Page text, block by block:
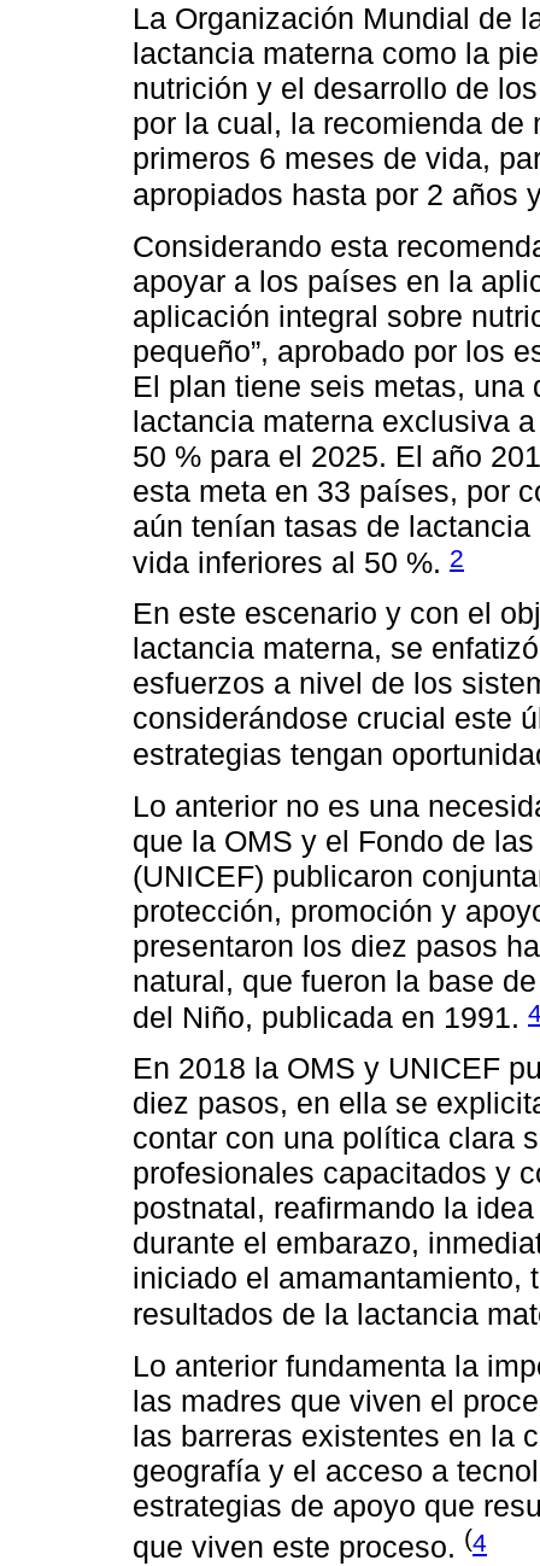
La Organización Mundial de
lactancia materna como la
nutrición y el desarrollo de
por la cual, la recomienda
primeros 6 meses de vida,
apropiados hasta por 2 años
Considerando esta
apoyar a los países en la
aplicación integral sobre
pequeño”, aprobado por los
El plan tiene seis metas,
lactancia materna exclusiva
50 % para el 2025. El año
esta meta en 33 países, por
aún tenían tasas de
vida inferiores al 50 %. 2
En este escenario y con el
lactancia materna, se
esfuerzos a nivel de los
considerándose crucial este
estrategias tengan
Lo anterior no es una
que la OMS y el Fondo de
(UNICEF) publicaron
protección, promoción y
presentaron los diez pasos
natural, que fueron la base
del Niño, publicada en 1991.
En 2018 la OMS y UNICEF
diez pasos, en ella se
contar con una política clara
profesionales capacitados y
postnatal, reafirmando la
durante el embarazo,
iniciado el amamantamiento,
resultados de la lactancia
Lo anterior fundamenta la
las madres que viven el
las barreras existentes en la
geografía y el acceso a
estrategias de apoyo que
que viven este proceso. (4